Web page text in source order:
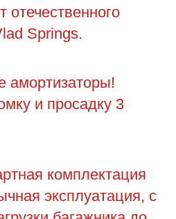
Springs.
амортизаторы!
и просадку 3
комплектация
эксплуатация, с